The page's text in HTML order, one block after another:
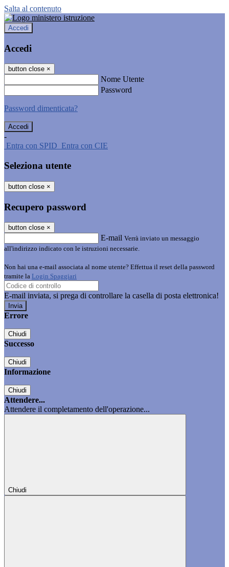
Salta al contenuto
Accedi
Accedi
button close ×
Nome Utente
Password
Password dimenticata?
-
Entra con SPID Entra con CIE
Seleziona utente
button close ×
Recupero password
button close ×
E-mail Verrà inviato un messaggio
all'indirizzo indicato con le istruzioni necessarie.
Non hai una e-mail associata al nome utente? Effettua il reset della password
tramite la Login Spaggiari
E-mail inviata, si prega di controllare la casella di posta elettronica!
Errore
Chiudi
Successo
Chiudi
Informazione
Chiudi
Attendere...
Attendere il completamento dell'operazione...
Chiudi